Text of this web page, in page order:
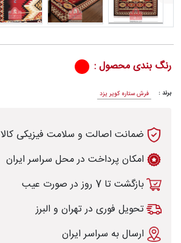
تماس
رنگ بندی محصول :
برند : فرش ستاره کویر یزد
ضمانت اصالت و سلامت فیزیکی کالا
امکان پرداخت در محل سراسر ایران
بازگشت تا 7 روز در صورت عیب
تحویل فوری در تهران و البرز
ارسال به سراسر ایران